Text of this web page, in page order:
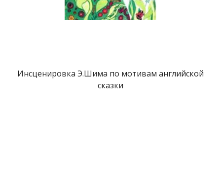
Инсценировка Э.Шима по мотивам английской
сказки